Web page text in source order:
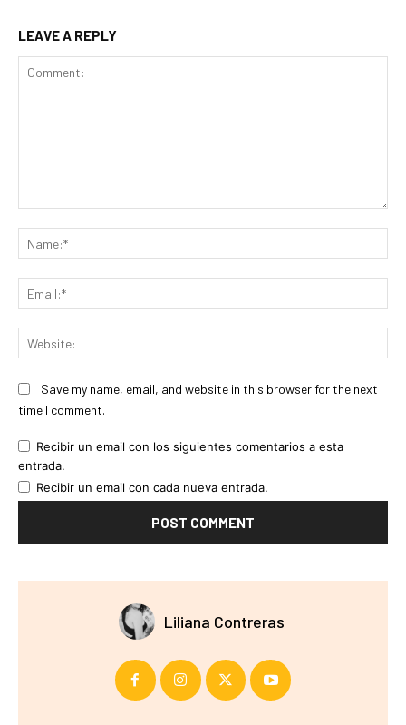
LEAVE A REPLY
Save my name, email, and website in this browser for the next
time I comment.
Recibir un email con los siguientes comentarios a esta
entrada.
Recibir un email con cada nueva entrada.
Liliana Contreras